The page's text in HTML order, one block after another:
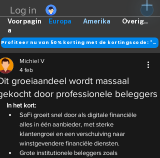
Log in
Europa Amerika Overig..
Voorpagin
a
Profiteer nu van 50% korting met de kortingscode: "DANK"
groeiaandeel wordt massaal
door professionele beleggers
Michiel V
4 feb
In het kort:
SoFi groeit snel door als digitale financiële
alles in één aanbieder, met sterke
klantengroei en een verschuiving naar
winstgevendere financiële diensten.
Grote institutionele beleggers zoals